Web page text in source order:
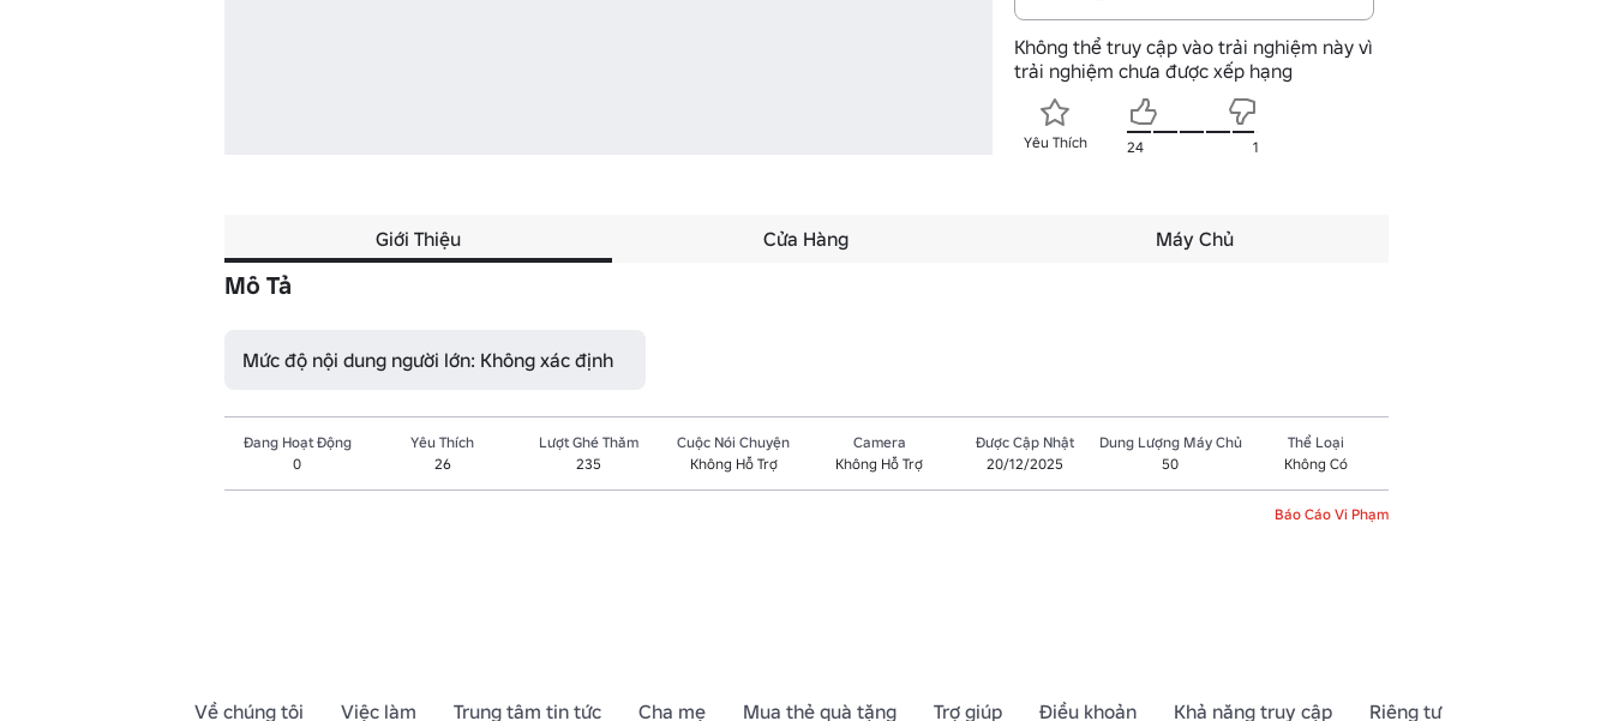
Không thể truy cập vào trải nghiệm này vì
trải nghiệm chưa được xếp hạng
Yêu Thích 24 1
Giới Thiệu Cửa Hàng Máy Chủ
Mô Tả
Mức độ nội dung người lớn: Không xác định
Đang Hoạt Động
0
Yêu Thích
26
Lượt Ghé Thăm
235
Cuộc Nói Chuyện
Không Hỗ Trợ
Camera
Không Hỗ Trợ
Được Cập Nhật
20/12/2025
Dung Lượng Máy Chủ
50
Thể Loại
Không Có
Báo Cáo Vi Phạm
Về chúng tôi Việc làm Trung tâm tin tức Cha mẹ Mua thẻ quà tặng Trợ giúp Điều khoản Khả năng truy cập Riêng tư